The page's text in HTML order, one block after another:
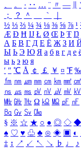
、
。 · ‥ … ¨ 〃 ―
；
？ ＾ ｀
½ ⅓ ⅔ ¼ ¾ ⅛ ⅜ ⅝ ⅞ ¹
Æ Ð Ħ Ĳ Ł Ø Œ Þ Ŧ Ŋ
А Б В Г Д Е Ё Ж З И
Ы Ь Э Ю Я а б в г д е
ы ь э ю я
′ ″ ℃ Å ￠ ￡ ￥ ¤ ℉
㎙ ㎚ ㎛ ㎜ ㎝ ㎞ ㎟ ㎠
㎱ ㎲ ㎳ ㎴ ㎵ ㎶ ㎷ ㎸
㎒ ㎓ ㎔ Ω ㏀ ㏁ ㎊ ㎋
㏃ ㏉ ㏜ ㏆
§ ※ ☆ ★ ○ ● ◎ ◇ ◆
♠ ♡ ♥ ♧ ♣ ⊙ ◈ ▣ ◐
‡ ↕ ↗ ↙ ↖ ↘ ♭ ♩ ♪